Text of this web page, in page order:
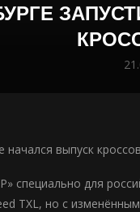
выпуск
специально для
TXL, но c